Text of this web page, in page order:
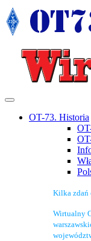
OT-73. Historia
Kilka zdań
Wirtualny